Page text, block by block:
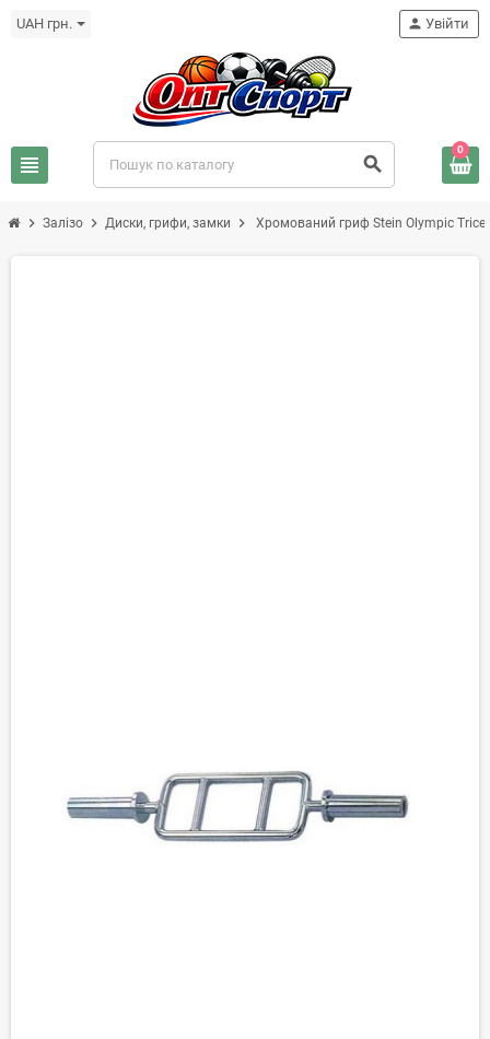
UAH грн.
view_headline search
person Увійти
0
chevron_right Залізо chevron_right Диски, грифи, замки chevron_right Хромований гриф Stein Оlympic